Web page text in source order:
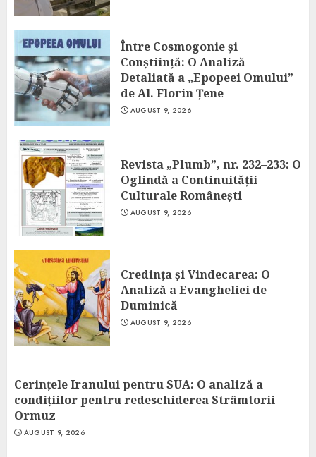
Între Cosmogonie și
Conștiință: O Analiză
Detaliată a „Epopeei Omului”
de Al. Florin Țene
AUGUST 9, 2026
Revista „Plumb”, nr. 232–233: O
Oglindă a Continuității
Culturale Românești
AUGUST 9, 2026
Credința și Vindecarea: O
Analiză a Evangheliei de
Duminică
AUGUST 9, 2026
Cerințele Iranului pentru SUA: O analiză a
condițiilor pentru redeschiderea Strâmtorii
Ormuz
AUGUST 9, 2026